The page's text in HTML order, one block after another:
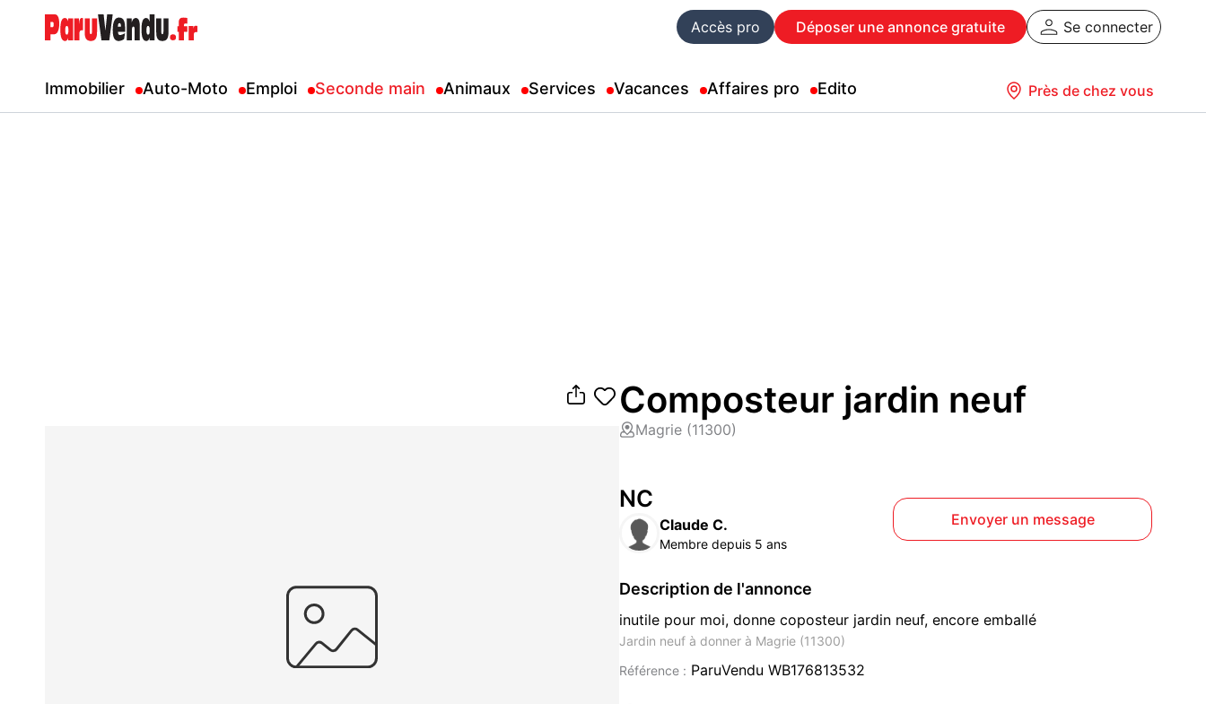
Accès pro Déposer une annonce gratuite Se connecter
Immobilier Auto-Moto Emploi Seconde main Animaux Services Vacances Affaires pro Edito Près de chez vous
Composteur jardin neuf
Magrie (11300)
NC
Claude C.
Membre depuis 5 ans
Envoyer un message
Description de l'annonce
inutile pour moi, donne coposteur jardin neuf, encore emballé
Jardin neuf à donner à Magrie (11300)
Référence : ParuVendu WB176813532